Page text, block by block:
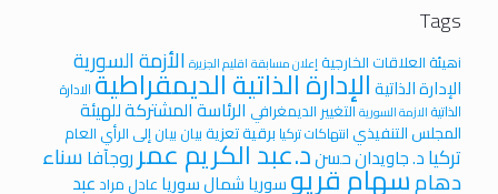
Tags
iهيئة العلاقات الخارجية إعلان مسابقة اقليم الجزيرة الأزمة السورية
الإدارة الذاتيةالإدارة الذاتية الديمقراطيةالادارة
الذاتية الازمة السوريةالتغيير الديمغرافي الرئاسة المشتركة للهيئة
المجلس التنفيذيانتهاكات تركيا برقية تعزيةبيان بيان إلى الرأي العام
تركياد. جاويدان حسند.عبد الكريم عمرروجآفاسناء
دهامسهام قريوسورياشمال سورياعادل مرادعبد